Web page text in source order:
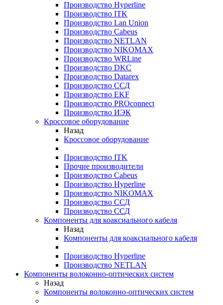
Производство Hyperline
Производство ITK
Производство Lan Union
Производство Cabeus
Производство NETLAN
Производство NIKOMAX
Производство WRLine
Производство DKC
Производство Datarex
Производство ССД
Производство EKF
Производство PROconnect
Производство ИЭК
Кроссовое оборудование
Назад
Кроссовое оборудование
Производство ITK
Прочие производители
Производство Cabeus
Производство Hyperline
Производство NIKOMAX
Производство ССД
Производство ССД
Компоненты для коаксиального кабеля
Назад
Компоненты для коаксиального кабеля
Производство Hyperline
Производство NETLAN
Компоненты волоконно-оптических систем
Назад
Компоненты волоконно-оптических систем